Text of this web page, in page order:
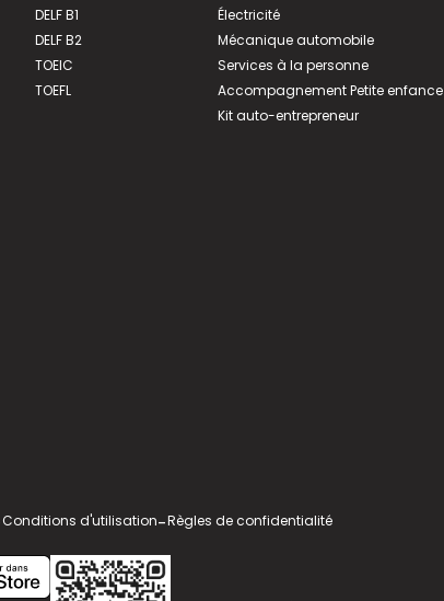
DELF B1
DELF B2
TOEIC
TOEFL
Électricité
Mécanique automobile
Services à la personne
Accompagnement Petite enfance
Kit auto-entrepreneur
Conditions d'utilisation-Règles de confidentialité